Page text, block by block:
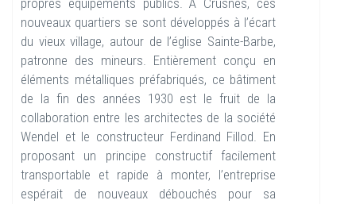
propres équipements publics. À Crusnes, ces
nouveaux quartiers se sont développés à l’écart
du vieux village, autour de l’église Sainte-Barbe,
patronne des mineurs. Entièrement conçu en
éléments métalliques préfabriqués, ce bâtiment
de la fin des années 1930 est le fruit de la
collaboration entre les architectes de la société
Wendel et le constructeur Ferdinand Fillod. En
proposant un principe constructif facilement
transportable et rapide à monter, l’entreprise
espérait de nouveaux débouchés pour sa